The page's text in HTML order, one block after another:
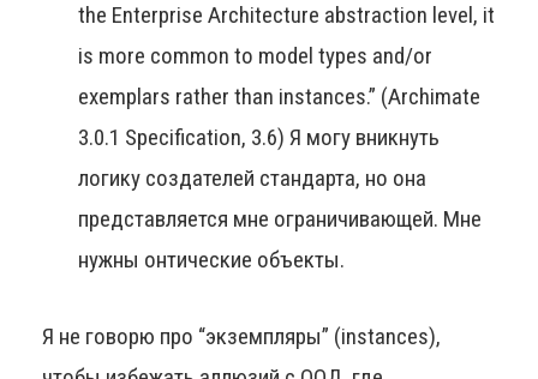
the Enterprise Architecture abstraction level, it
is more common to model types and/or
exemplars rather than instances.” (Archimate
3.0.1 Specification, 3.6) Я могу вникнуть
логику создателей стандарта, но она
представляется мне ограничивающей. Мне
нужны онтические объекты.
Я не говорю про “экземпляры” (instances),